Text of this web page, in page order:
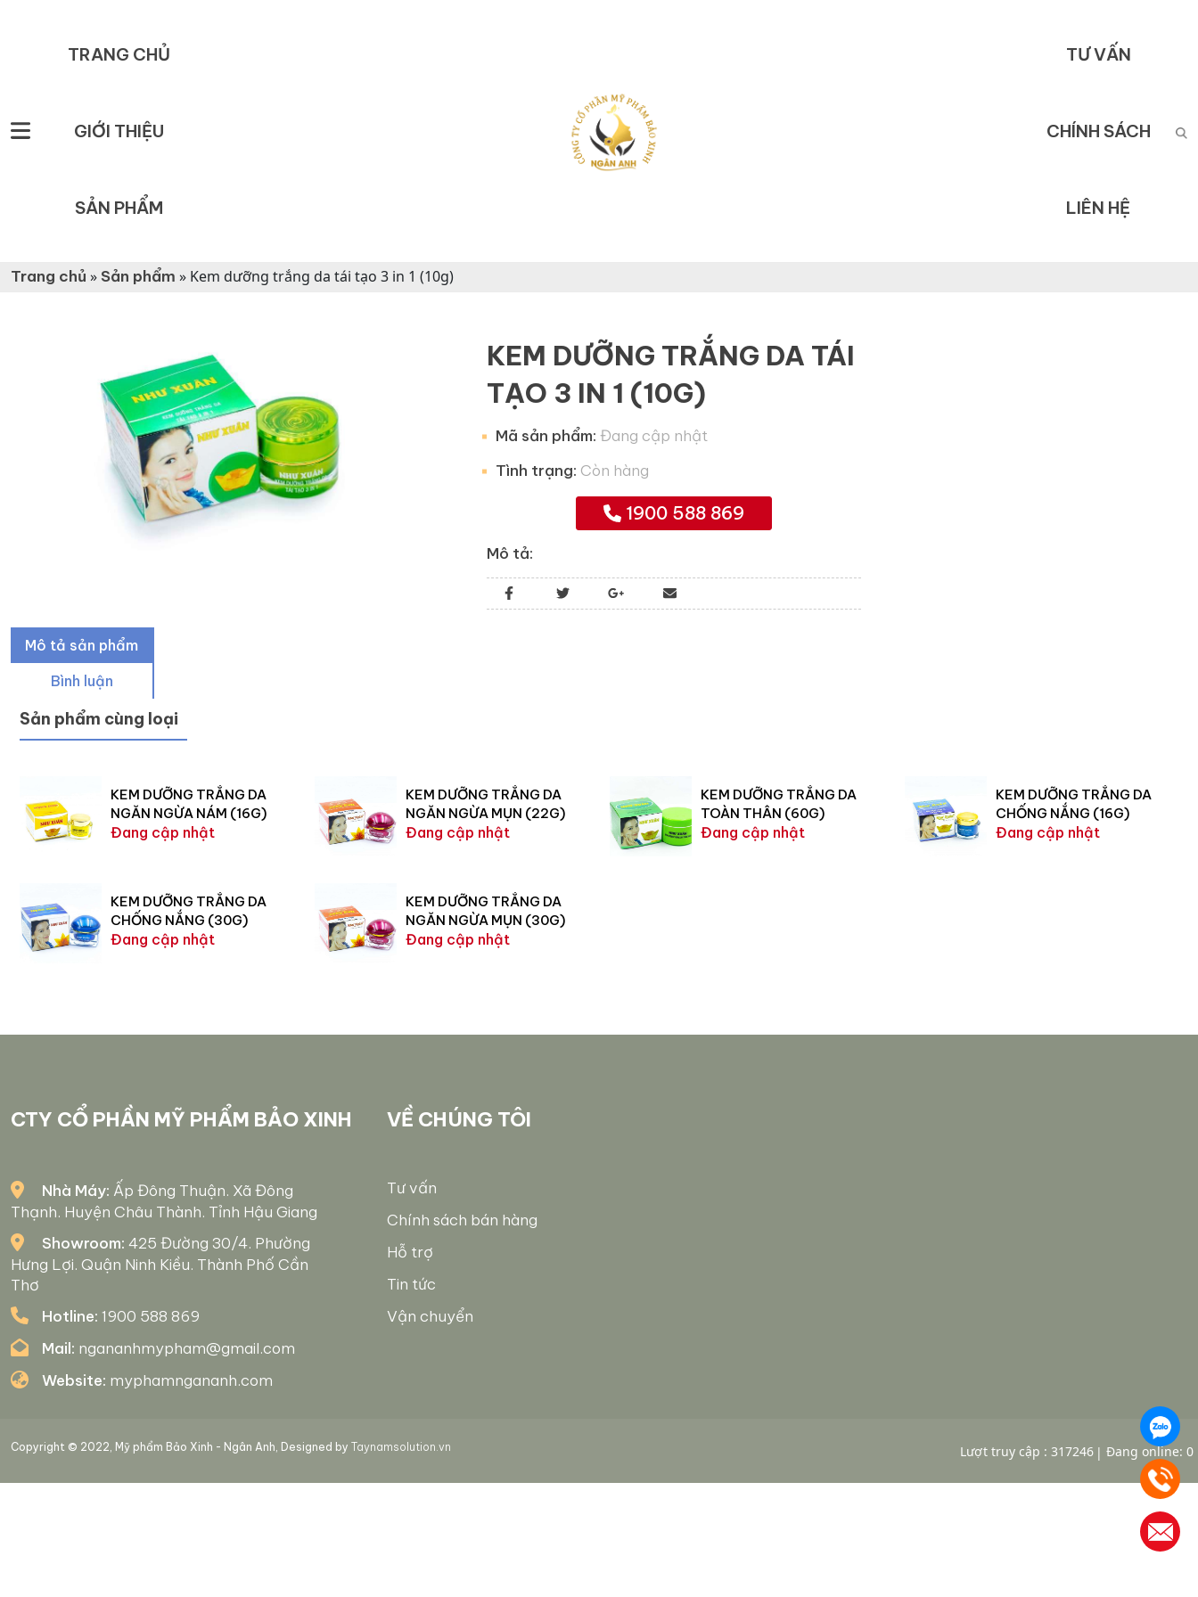
TRANG CHỦ
GIỚI THIỆU
SẢN PHẨM
TƯ VẤN
CHÍNH SÁCH
LIÊN HỆ
Trang chủ »Sản phẩm » Kem dưỡng trắng da tái tạo 3 in 1 (10g)
KEM DƯỠNG TRẮNG DA TÁI
TẠO 3 IN 1 (10G)
Mã sản phẩm: Đang cập nhật
Tình trạng: Còn hàng
1900 588 869
Mô tả:
Mô tả sản phẩm
Bình luận
Sản phẩm cùng loại
KEM DƯỠNG TRẮNG DA
NGĂN NGỪA NÁM (16G)
Đang cập nhật
KEM DƯỠNG TRẮNG DA
NGĂN NGỪA MỤN (22G)
Đang cập nhật
KEM DƯỠNG TRẮNG DA
TOÀN THÂN (60G)
Đang cập nhật
KEM DƯỠNG TRẮNG DA
CHỐNG NẮNG (16G)
Đang cập nhật
KEM DƯỠNG TRẮNG DA
CHỐNG NẮNG (30G)
Đang cập nhật
KEM DƯỠNG TRẮNG DA
NGĂN NGỪA MỤN (30G)
Đang cập nhật
CTY CỔ PHẦN MỸ PHẨM BẢO XINH
Nhà Máy: Ấp Đông Thuận. Xã Đông
Thạnh. Huyện Châu Thành. Tỉnh Hậu Giang
Showroom: 425 Đường 30/4. Phường
Hưng Lợi. Quận Ninh Kiều. Thành Phố Cần
Thơ
Hotline: 1900 588 869
Mail: ngananhmypham@gmail.com
Website: myphamngananh.com
VỀ CHÚNG TÔI
Tư vấn
Chính sách bán hàng
Hỗ trợ
Tin tức
Vận chuyển
Copyright © 2022, Mỹ phẩm Bảo Xinh - Ngân Anh, Designed by Taynamsolution.vn Lượt truy cập : 317246 Đang online: 0